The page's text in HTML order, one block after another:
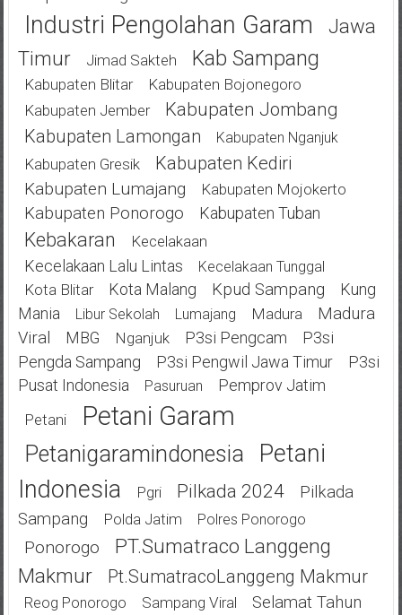
Industri Pengolahan Garam
Jawa
Timur
Jimad Sakteh Kab Sampang
Kabupaten Blitar
Kabupaten Bojonegoro
Kabupaten Jember
Kabupaten Jombang
Kabupaten Lamongan
Kabupaten Nganjuk
Kabupaten Gresik Kabupaten Kediri
Kabupaten Lumajang Kabupaten Mojokerto
Kabupaten Ponorogo Kabupaten Tuban
Kebakaran Kecelakaan
Kecelakaan Lalu Lintas Kecelakaan Tunggal
Kota Blitar Kota Malang Kpud Sampang
Kung
Mania
Libur Sekolah Lumajang Madura
Madura
Viral
MBG Nganjuk P3si Pengcam
P3si
Pengda Sampang
P3si Pengwil Jawa Timur
P3si
Pusat Indonesia
Pasuruan Pemprov Jatim
Petani Petani Garam
Petanigaramindonesia
Petani
Indonesia
Pgri Pilkada 2024
Pilkada
Sampang
Polda Jatim Polres Ponorogo
Ponorogo
PT.Sumatraco Langgeng
Makmur
Pt.SumatracoLanggeng Makmur
Reog Ponorogo Sampang Viral
Selamat Tahun